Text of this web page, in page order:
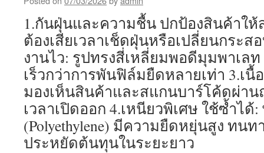
1.กันฝุ่นและความชื้น ปกป้องสินค้าใ
ต้องเสียเวลาเช็ดฝุ่นหรือเปลี่ยนกระส
งานไว: รูปทรงสี่เหลี่ยมพอดีมุมพาเล
เร็วกว่าการพันฟิล์มยืดหลายเท่า 3.เนื้
มองเห็นสินค้าและสแกนบาร์โค้ดผ่าน
เวลาเปิดออก 4.เหนียวพิเศษ ใช้ซ้ำได้
(Polyethylene) มีความยืดหยุ่นสูง ทน
ประหยัดต้นทุนในระยะยาว